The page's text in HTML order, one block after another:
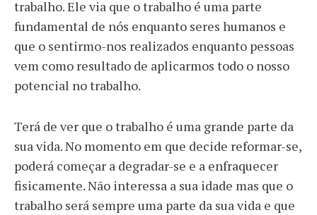
trabalho. Ele via que o trabalho é uma parte
fundamental de nós enquanto seres humanos e
que o sentirmo-nos realizados enquanto pessoas
vem como resultado de aplicarmos todo o nosso
potencial no trabalho.
Terá de ver que o trabalho é uma grande parte da
sua vida. No momento em que decide reformar-se,
poderá começar a degradar-se e a enfraquecer
fisicamente. Não interessa a sua idade mas que o
trabalho será sempre uma parte da sua vida e que